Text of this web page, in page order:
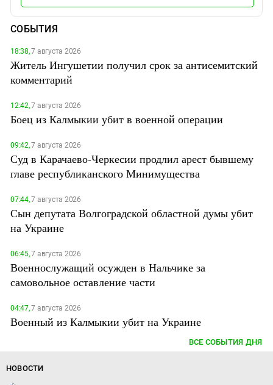
СОБЫТИЯ
18:38,7 августа 2026
Житель Ингушетии получил срок за антисемитский
комментарий
12:42,7 августа 2026
Боец из Калмыкии убит в военной операции
09:42,7 августа 2026
Суд в Карачаево-Черкесии продлил арест бывшему
главе республиканского Минимущества
07:44,7 августа 2026
Сын депутата Волгоградской областной думы убит
на Украине
06:45,7 августа 2026
Военнослужащий осужден в Нальчике за
самовольное оставление части
04:47,7 августа 2026
Военный из Калмыкии убит на Украине
ВСЕ СОБЫТИЯ ДНЯ
НОВОСТИ